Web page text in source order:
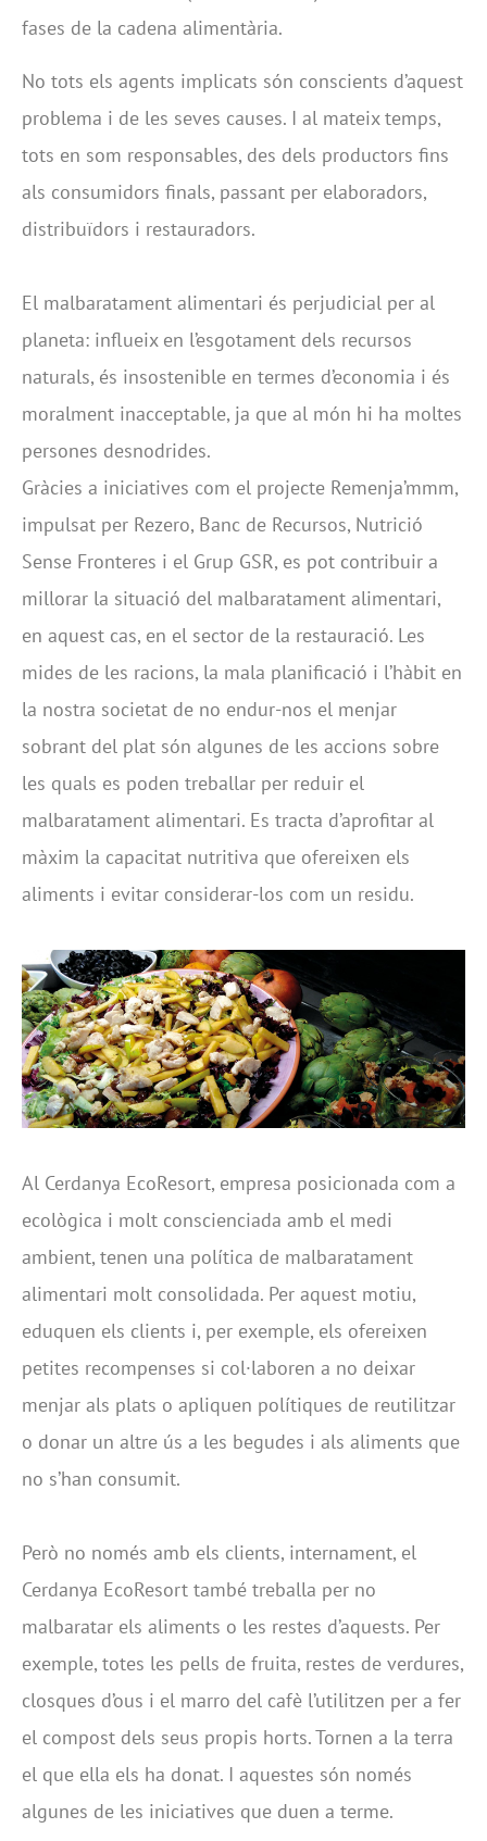
fases de la cadena alimentària.
No tots els agents implicats són conscients d’aquest
problema i de les seves causes. I al mateix temps,
tots en som responsables, des dels productors fins
als consumidors finals, passant per elaboradors,
distribuïdors i restauradors.
El malbaratament alimentari és perjudicial per al
planeta: influeix en l’esgotament dels recursos
naturals, és insostenible en termes d’economia i és
moralment inacceptable, ja que al món hi ha moltes
persones desnodrides.
Gràcies a iniciatives com el projecte Remenja’mmm,
impulsat per Rezero, Banc de Recursos, Nutrició
Sense Fronteres i el Grup GSR, es pot contribuir a
millorar la situació del malbaratament alimentari,
en aquest cas, en el sector de la restauració. Les
mides de les racions, la mala planificació i l’hàbit en
la nostra societat de no endur-nos el menjar
sobrant del plat són algunes de les accions sobre
les quals es poden treballar per reduir el
malbaratament alimentari. Es tracta d’aprofitar al
màxim la capacitat nutritiva que ofereixen els
aliments i evitar considerar-los com un residu.
Al Cerdanya EcoResort, empresa posicionada com a
ecològica i molt conscienciada amb el medi
ambient, tenen una política de malbaratament
alimentari molt consolidada. Per aquest motiu,
eduquen els clients i, per exemple, els ofereixen
petites recompenses si col·laboren a no deixar
menjar als plats o apliquen polítiques de reutilitzar
o donar un altre ús a les begudes i als aliments que
no s’han consumit.
Però no només amb els clients, internament, el
Cerdanya EcoResort també treballa per no
malbaratar els aliments o les restes d’aquests. Per
exemple, totes les pells de fruita, restes de verdures,
closques d’ous i el marro del cafè l’utilitzen per a fer
el compost dels seus propis horts. Tornen a la terra
el que ella els ha donat. I aquestes són només
algunes de les iniciatives que duen a terme.